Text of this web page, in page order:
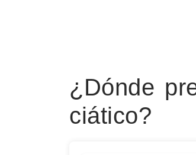
¿Dónde
ciático?